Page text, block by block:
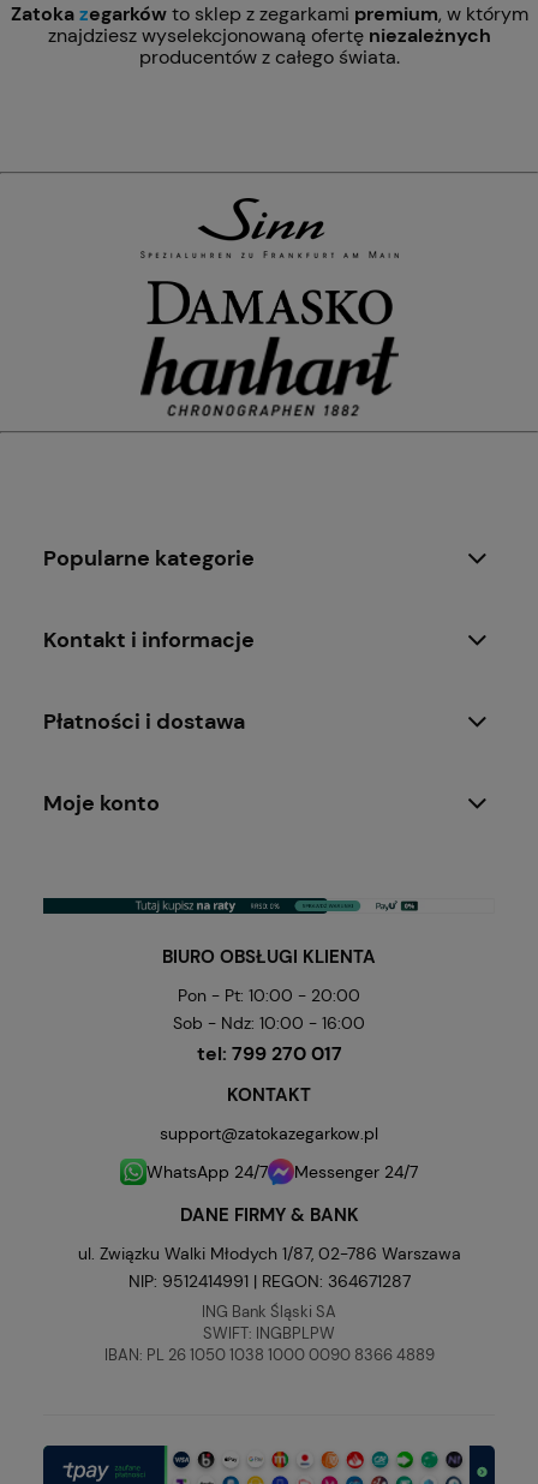
Zatokazegarkówto sklep z zegarkami premium, w którym
znajdziesz wyselekcjonowaną ofertę niezależnych
producentów z całego świata.
Popularne kategorie
Kontakt i informacje
Płatności i dostawa
Moje konto
BIURO OBSŁUGI KLIENTA
Pon - Pt: 10:00 - 20:00
Sob - Ndz: 10:00 - 16:00
tel: 799 270 017
KONTAKT
support@zatokazegarkow.pl
WhatsApp 24/7
Messenger 24/7
DANE FIRMY & BANK
ul. Związku Walki Młodych 1/87, 02-786 Warszawa
NIP: 9512414991 | REGON: 364671287
ING Bank Śląski SA
SWIFT: INGBPLPW
IBAN: PL 26 1050 1038 1000 0090 8366 4889